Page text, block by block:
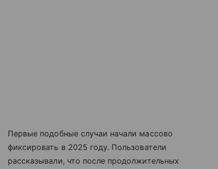
Первые подобные случаи начали массово
фиксировать в 2025 году. Пользователи
рассказывали, что после продолжительных